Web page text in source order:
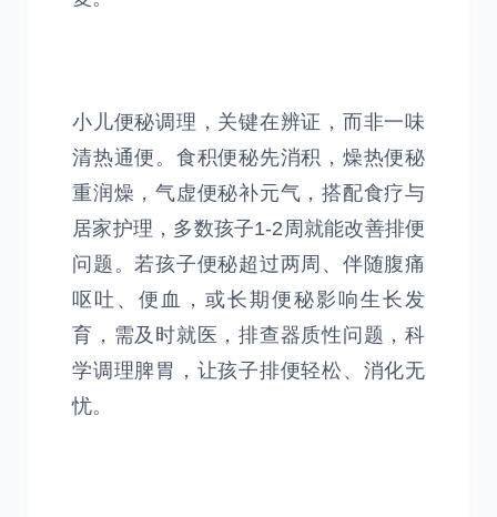
小儿便秘调理，关键在辨证，而非一味
清热通便。食积便秘先消积，燥热便秘
重润燥，气虚便秘补元气，搭配食疗与
居家护理，多数孩子1-2周就能改善排便
问题。若孩子便秘超过两周、伴随腹痛
呕吐、便血，或长期便秘影响生长发
育，需及时就医，排查器质性问题，科
学调理脾胃，让孩子排便轻松、消化无
忧。